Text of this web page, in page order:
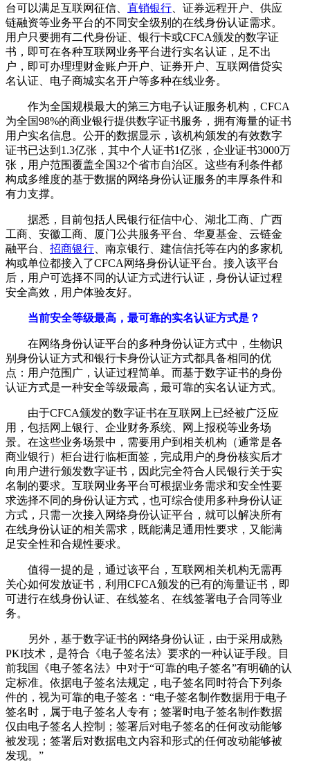
台可以满足互联网征信、 直销银行 、证券远程开户、供应
链融资等业务平台的不同安全级别的在线身份认证需求。
用户只要拥有二代身份证、银行卡或CFCA颁发的数字证
书，即可在各种互联网业务平台进行实名认证，足不出
户，即可办理理财金账户开户、证券开户、互联网借贷实
名认证、电子商城实名开户等多种在线业务。
作为全国规模最大的第三方电子认证服务机构，CFCA
为全国98%的商业银行提供数字证书服务，拥有海量的证书
用户实名信息。公开的数据显示，该机构颁发的有效数字
证书已达到1.3亿张，其中个人证书1亿张，企业证书3000万
张，用户范围覆盖全国32个省市自治区。这些有利条件都
构成多维度的基于数据的网络身份认证服务的丰厚条件和
有力支撑。
据悉，目前包括人民银行征信中心、湖北工商、广西
工商、安徽工商、厦门公共服务平台、华夏基金、云链金
融平台、 招商银行 、南京银行、建信信托等在内的多家机
构或单位都接入了CFCA网络身份认证平台。接入该平台
后，用户可选择不同的认证方式进行认证，身份认证过程
安全高效，用户体验友好。
当前安全等级最高，最可靠的实名认证方式是？
在网络身份认证平台的多种身份认证方式中，生物识
别身份认证方式和银行卡身份认证方式都具备相同的优
点：用户范围广，认证过程简单。而基于数字证书的身份
认证方式是一种安全等级最高，最可靠的实名认证方式。
由于CFCA颁发的数字证书在互联网上已经被广泛应
用，包括网上银行、企业财务系统、网上报税等业务场
景。在这些业务场景中，需要用户到相关机构（通常是各
商业银行）柜台进行临柜面签，完成用户的身份核实后才
向用户进行颁发数字证书，因此完全符合人民银行关于实
名制的要求。互联网业务平台可根据业务需求和安全性要
求选择不同的身份认证方式，也可综合使用多种身份认证
方式，只需一次接入网络身份认证平台，就可以解决所有
在线身份认证的相关需求，既能满足通用性要求，又能满
足安全性和合规性要求。
值得一提的是，通过该平台，互联网相关机构无需再
关心如何发放证书，利用CFCA颁发的已有的海量证书，即
可进行在线身份认证、在线签名、在线签署电子合同等业
务。
另外，基于数字证书的网络身份认证，由于采用成熟
PKI技术，是符合《电子签名法》要求的一种认证手段。目
前我国《电子签名法》中对于“可靠的电子签名”有明确的认
定标准。依据电子签名法规定，电子签名同时符合下列条
件的，视为可靠的电子签名：“电子签名制作数据用于电子
签名时，属于电子签名人专有；签署时电子签名制作数据
仅由电子签名人控制；签署后对电子签名的任何改动能够
被发现；签署后对数据电文内容和形式的任何改动能够被
发现。”